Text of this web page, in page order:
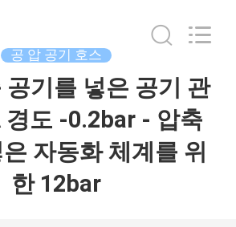
공 압 공기 호스
공기를 넣은 공기 관
경도 -0.2bar - 압축
자동화 체계를 위
한 12bar